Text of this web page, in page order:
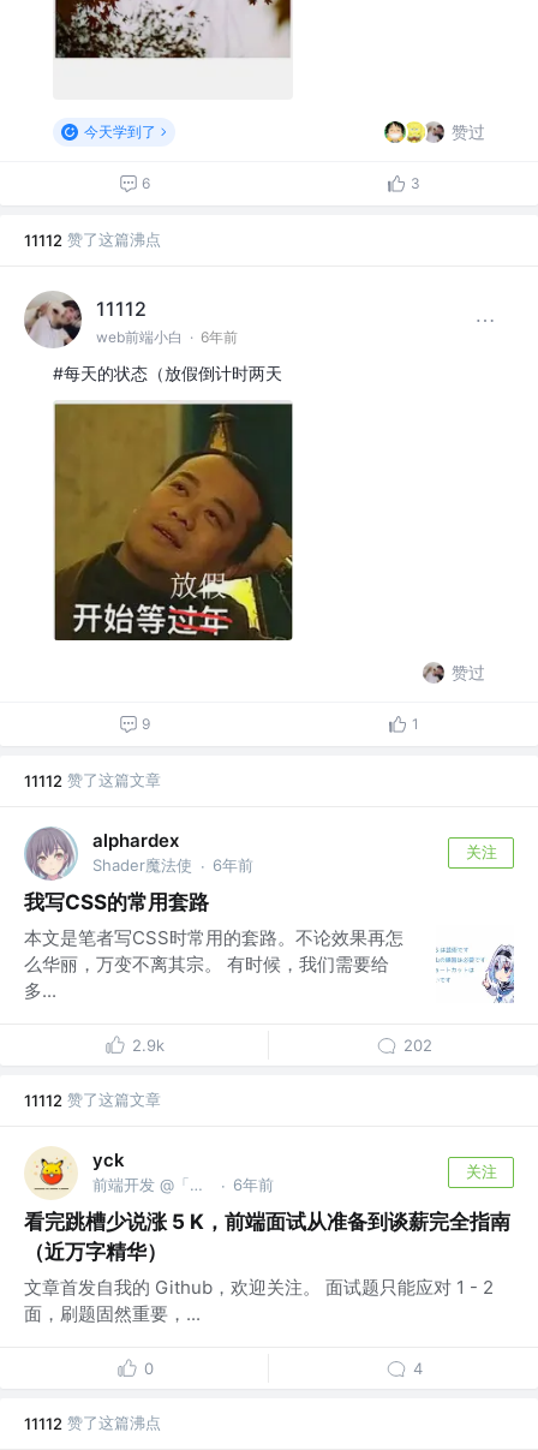
今天学到了 赞过
6 3
11112 赞了这篇沸点
11112
web前端小白 · 6年前
#每天的状态（放假倒计时两天
赞过
9 1
11112 赞了这篇文章
alphardex
Shader魔法使 · 6年前
关注
我写CSS的常用套路
本文是笔者写CSS时常用的套路。不论效果再怎
么华丽，万变不离其宗。 有时候，我们需要给
多...
2.9k 202
11112 赞了这篇文章
yck
前端开发 @「前端真好玩」公众号作者 · 6年前
关注
看完跳槽少说涨 5 K，前端面试从准备到谈薪完全指南
（近万字精华）
文章首发自我的 Github，欢迎关注。 面试题只能应对 1 - 2
面，刷题固然重要，...
0 4
11112 赞了这篇沸点